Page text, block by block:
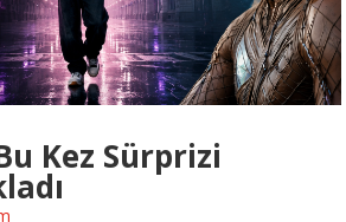
Kez Sürprizi